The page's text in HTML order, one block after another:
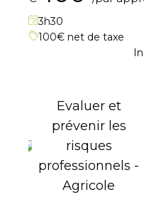
3h30
100€ net de taxe
Evaluer et
prévenir les
risques
professionnels -
Agricole